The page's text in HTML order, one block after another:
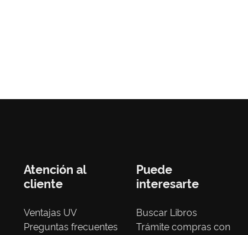
Atención al
cliente
Ventajas UV
Preguntas frecuentes
Puede
interesarte
Buscar Libros
Trámite compras con